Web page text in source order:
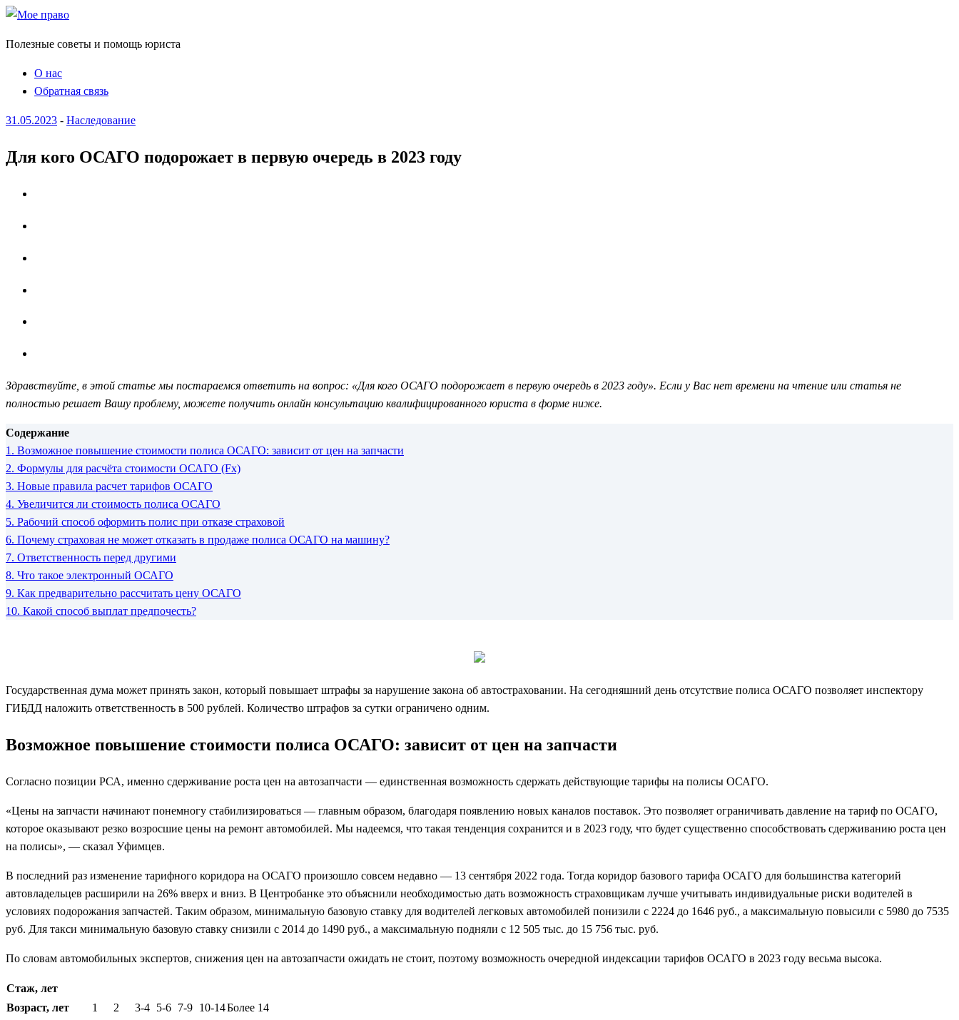
Полезные советы и помощь юриста
О нас
Обратная связь
31.05.2023 - Наследование
Для кого ОСАГО подорожает в первую очередь в 2023 году
Здравствуйте, в этой статье мы постараемся ответить на вопрос: «Для кого ОСАГО подорожает в первую очередь в 2023 году». Если у Вас нет времени на чтение или статья не
полностью решает Вашу проблему, можете получить онлайн консультацию квалифицированного юриста в форме ниже.
Содержание
1. Возможное повышение стоимости полиса ОСАГО: зависит от цен на запчасти
2. Формулы для расчёта стоимости ОСАГО (Fx)
3. Новые правила расчет тарифов ОСАГО
4. Увеличится ли стоимость полиса ОСАГО
5. Рабочий способ оформить полис при отказе страховой
6. Почему страховая не может отказать в продаже полиса ОСАГО на машину?
7. Ответственность перед другими
8. Что такое электронный ОСАГО
9. Как предварительно рассчитать цену ОСАГО
10. Какой способ выплат предпочесть?
Государственная дума может принять закон, который повышает штрафы за нарушение закона об автостраховании. На сегодняшний день отсутствие полиса ОСАГО позволяет инспектору
ГИБДД наложить ответственность в 500 рублей. Количество штрафов за сутки ограничено одним.
Возможное повышение стоимости полиса ОСАГО: зависит от цен на запчасти
Согласно позиции РСА, именно сдерживание роста цен на автозапчасти — единственная возможность сдержать действующие тарифы на полисы ОСАГО.
«Цены на запчасти начинают понемногу стабилизироваться — главным образом, благодаря появлению новых каналов поставок. Это позволяет ограничивать давление на тариф по ОСАГО,
которое оказывают резко возросшие цены на ремонт автомобилей. Мы надеемся, что такая тенденция сохранится и в 2023 году, что будет существенно способствовать сдерживанию роста цен
на полисы», — сказал Уфимцев.
В последний раз изменение тарифного коридора на ОСАГО произошло совсем недавно — 13 сентября 2022 года. Тогда коридор базового тарифа ОСАГО для большинства категорий
автовладельцев расширили на 26% вверх и вниз. В Центробанке это объяснили необходимостью дать возможность страховщикам лучше учитывать индивидуальные риски водителей в
условиях подорожания запчастей. Таким образом, минимальную базовую ставку для водителей легковых автомобилей понизили с 2224 до 1646 руб., а максимальную повысили с 5980 до 7535
руб. Для такси минимальную базовую ставку снизили с 2014 до 1490 руб., а максимальную подняли с 12 505 тыс. до 15 756 тыс. руб.
По словам автомобильных экспертов, снижения цен на автозапчасти ожидать не стоит, поэтому возможность очередной индексации тарифов ОСАГО в 2023 году весьма высока.
Стаж, лет
Возраст, лет
1 2 3-4 5-6 7-9 10-14Более 14